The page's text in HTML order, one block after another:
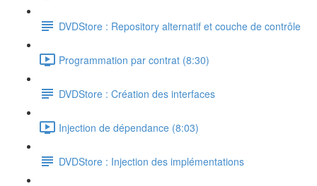
DVDStore : Repository alternatif et couche de contrôle
Programmation par contrat (8:30)
DVDStore : Création des interfaces
Injection de dépendance (8:03)
DVDStore : Injection des implémentations